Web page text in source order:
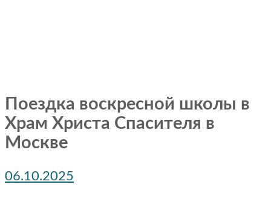
Поездка воскресной школы в
Храм Христа Спасителя в
Москве
06.10.2025